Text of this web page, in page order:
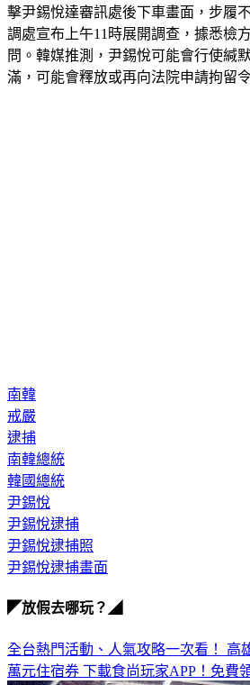
擊尹錫悅達審訊處後下車畫面，步履
調處宣布上午11時展開調查，據悉檢
問。韓媒推測，尹錫悅可能會行使緘
滿，可能會釋放或再向法院申請拘留
南韓
戒嚴
逮捕
南韓總統
韓國總統
尹錫悅
尹錫悅逮捕
尹錫悅逮捕照
尹錫悅逮捕畫面
◤放假去哪玩？◢
全台熱門活動、人氣攻略一次看！ 高
萬元住宿券 下載食尚玩家APP！免費